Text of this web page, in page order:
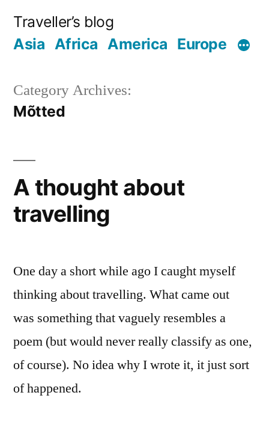
Traveller’s blog
Asia Africa America Europe
Category Archives:
Mõtted
A thought about
travelling
One day a short while ago I caught myself
thinking about travelling. What came out
was something that vaguely resembles a
poem (but would never really classify as one,
of course). No idea why I wrote it, it just sort
of happened.